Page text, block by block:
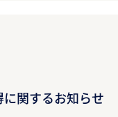
関するお知らせ